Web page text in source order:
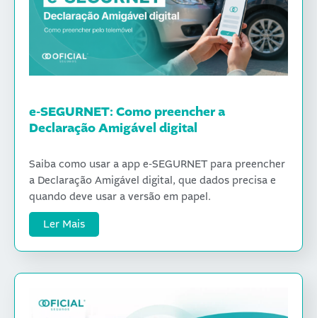
e-SEGURNET: Como preencher a
Declaração Amigável digital
Saiba como usar a app e-SEGURNET para preencher
a Declaração Amigável digital, que dados precisa e
quando deve usar a versão em papel.
Ler Mais